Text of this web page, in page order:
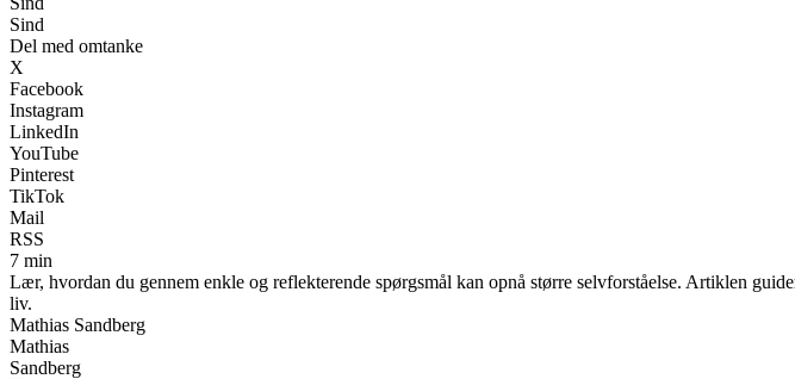
Sind
Del med omtanke
X
Facebook
Instagram
LinkedIn
YouTube
Pinterest
TikTok
Mail
RSS
7 min
Lær, hvordan du gennem enkle og reflekterende spørgsmål kan opnå større selvforståelse. Artiklen
liv.
Mathias Sandberg
Mathias
Sandberg